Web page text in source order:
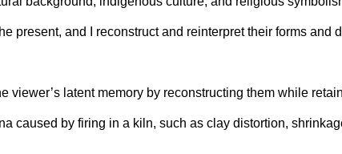
present, and I reconstruct and reinterpret their forms and
viewer’s latent memory by reconstructing them while
caused by firing in a kiln, such as clay distortion,